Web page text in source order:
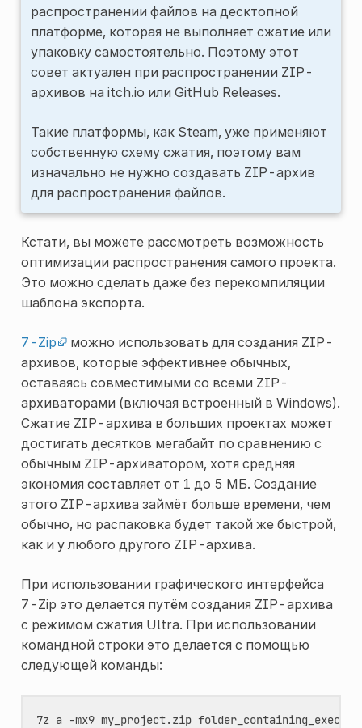
распространении файлов на десктопной
платформе, которая не выполняет сжатие или
упаковку самостоятельно. Поэтому этот
совет актуален при распространении ZIP-
архивов на itch.io или GitHub Releases.
Такие платформы, как Steam, уже применяют
собственную схему сжатия, поэтому вам
изначально не нужно создавать ZIP-архив
для распространения файлов.
Кстати, вы можете рассмотреть возможность
оптимизации распространения самого проекта.
Это можно сделать даже без перекомпиляции
шаблона экспорта.
7-Zip
можно использовать для создания ZIP-
архивов, которые эффективнее обычных,
оставаясь совместимыми со всеми ZIP-
архиваторами (включая встроенный в Windows).
Сжатие ZIP-архива в больших проектах может
достигать десятков мегабайт по сравнению с
обычным ZIP-архиватором, хотя средняя
экономия составляет от 1 до 5 МБ. Создание
этого ZIP-архива займёт больше времени, чем
обычно, но распаковка будет такой же быстрой,
как и у любого другого ZIP-архива.
При использовании графического интерфейса
7-Zip это делается путём создания ZIP-архива
с режимом сжатия Ultra. При использовании
командной строки это делается с помощью
следующей команды:
7z a -mx9 my_project.zip